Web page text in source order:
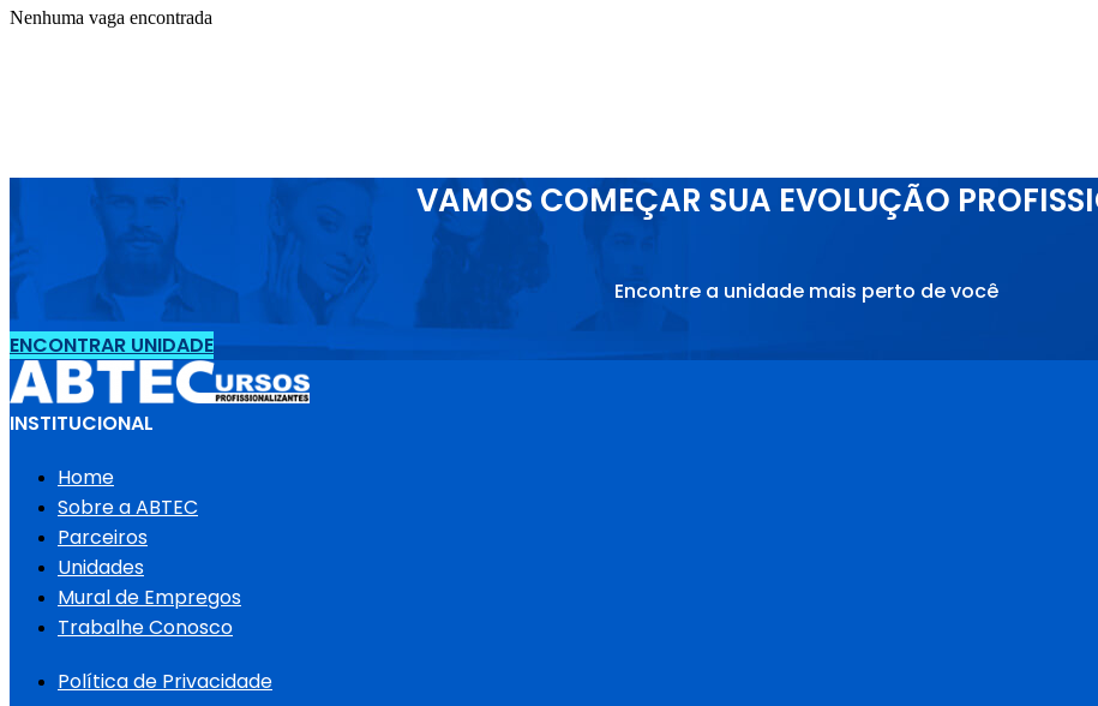
Nenhuma vaga encontrada
VAMOS COMEÇAR SUA EVOLUÇÃO
Encontre a unidade mais perto de você
ENCONTRAR UNIDADE
INSTITUCIONAL
Home
Sobre a ABTEC
Parceiros
Unidades
Mural de Empregos
Trabalhe Conosco
Política de Privacidade